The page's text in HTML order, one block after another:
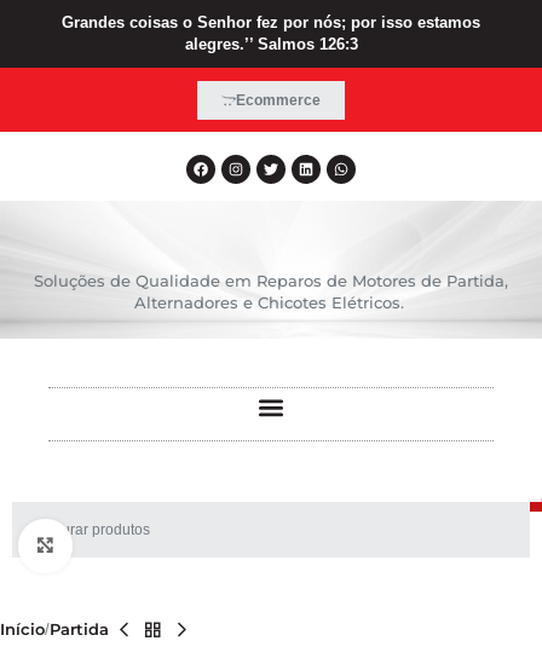
Grandes coisas o Senhor fez por nós; por isso estamos
alegres.’’ Salmos 126:3
Ecommerce
Soluções de Qualidade em Reparos de Motores de Partida,
Alternadores e Chicotes Elétricos.
Início Partida